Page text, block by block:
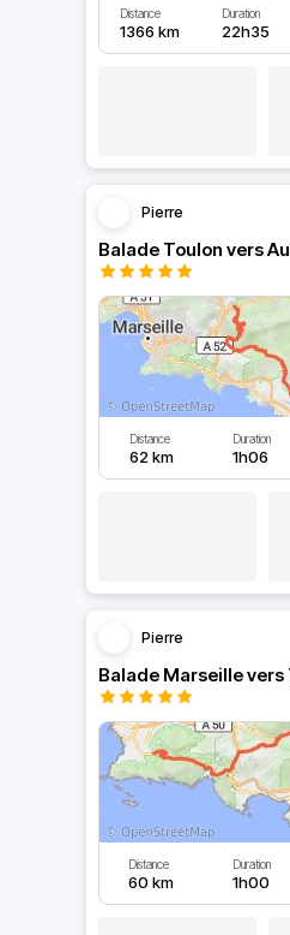
Distance
1366 km
Duration
22h35
Pierre
Balade Toulon vers
Distance
62 km
Duration
1h06
Pierre
Balade Marseille vers
Distance
60 km
Duration
1h00